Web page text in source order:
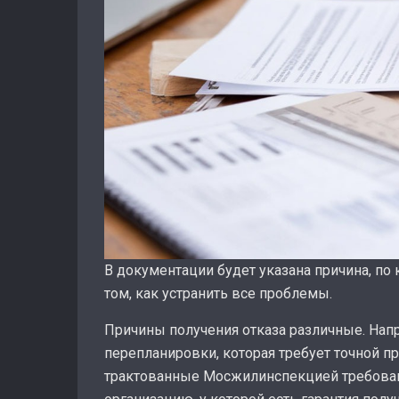
В документации будет указана причина,
том, как устранить все проблемы.
Причины получения отказа различные.
перепланировки, которая требует точной
трактованные Мосжилинспекцией